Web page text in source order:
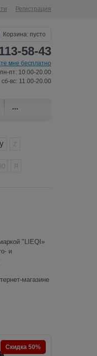
Регистрация
Корзина: пусто
58-43
мне бесплатно
пн-пт: 10.00-20.00
сб-вс: 11.00-20.00
y
"LIEQI»
и
магазине
Скидка 50%